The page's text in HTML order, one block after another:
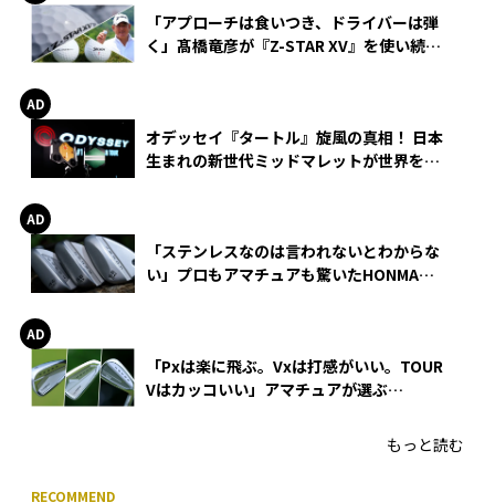
「アプローチは食いつき、ドライバーは弾
く」髙橋竜彦が『Z-STAR XV』を使い続け
オデッセイ『タートル』旋風の真相！ 日本
生まれの新世代ミッドマレットが世界を席
「ステンレスなのは言われないとわからな
い」プロもアマチュアも驚いたHONMA
「Pxは楽に飛ぶ。Vxは打感がいい。TOUR
Vはカッコいい」アマチュアが選ぶ
もっと読む